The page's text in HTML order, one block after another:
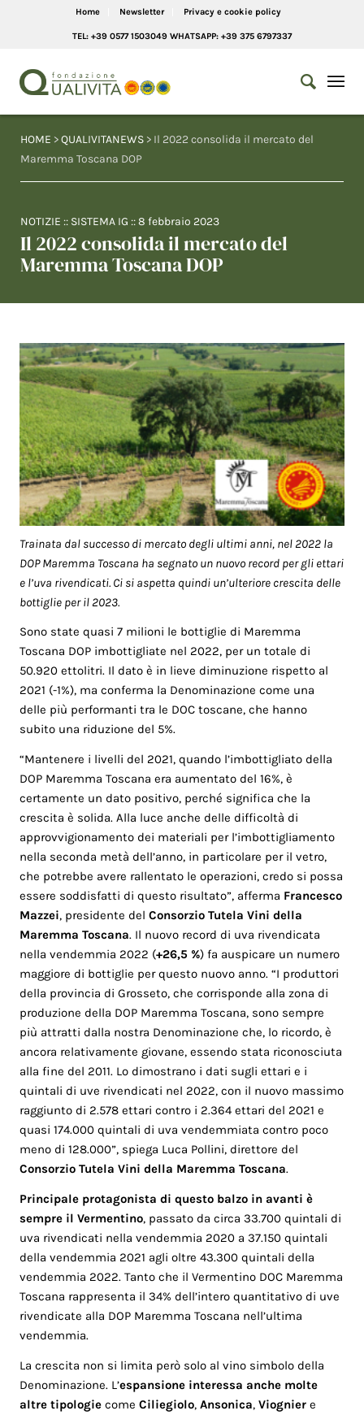
Home Newsletter Privacy e cookie policy
TEL: +39 0577 1503049 WHATSAPP: +39 375 6797337
HOME >QUALIVITANEWS > Il 2022 consolida il mercato del
Maremma Toscana DOP
NOTIZIE :: SISTEMA IG ::8 febbraio 2023
Il 2022 consolida il mercato del
Maremma Toscana DOP
Trainata dal successo di mercato degli ultimi anni, nel 2022 la
DOP Maremma Toscana ha segnato un nuovo record per gli ettari
e l’uva rivendicati. Ci si aspetta quindi un’ulteriore crescita delle
bottiglie per il 2023.
Sono state quasi 7 milioni le bottiglie di Maremma
Toscana DOP imbottigliate nel 2022, per un totale di
50.920 ettolitri. Il dato è in lieve diminuzione rispetto al
2021 (-1%), ma conferma la Denominazione come una
delle più performanti tra le DOC toscane, che hanno
subito una riduzione del 5%.
“Mantenere i livelli del 2021, quando l’imbottigliato della
DOP Maremma Toscana era aumentato del 16%, è
certamente un dato positivo, perché significa che la
crescita è solida. Alla luce anche delle difficoltà di
approvvigionamento dei materiali per l’imbottigliamento
nella seconda metà dell’anno, in particolare per il vetro,
che potrebbe avere rallentato le operazioni, credo si possa
essere soddisfatti di questo risultato”, afferma Francesco
Mazzei, presidente delConsorzio Tutela Vini della
Maremma Toscana. Il nuovo record di uva rivendicata
nella vendemmia 2022 (+26,5 %) fa auspicare un numero
maggiore di bottiglie per questo nuovo anno. “I produttori
della provincia di Grosseto, che corrisponde alla zona di
produzione della DOP Maremma Toscana, sono sempre
più attratti dalla nostra Denominazione che, lo ricordo, è
ancora relativamente giovane, essendo stata riconosciuta
alla fine del 2011. Lo dimostrano i dati sugli ettari e i
quintali di uve rivendicati nel 2022, con il nuovo massimo
raggiunto di 2.578 ettari contro i 2.364 ettari del 2021 e
quasi 174.000 quintali di uva vendemmiata contro poco
meno di 128.000”, spiega Luca Pollini, direttore del
Consorzio Tutela Vini della Maremma Toscana.
Principale protagonista di questo balzo in avanti è
sempre il Vermentino, passato da circa 33.700 quintali di
uva rivendicati nella vendemmia 2020 a 37.150 quintali
della vendemmia 2021 agli oltre 43.300 quintali della
vendemmia 2022. Tanto che il Vermentino DOC Maremma
Toscana rappresenta il 34% dell’intero quantitativo di uve
rivendicate alla DOP Maremma Toscana nell’ultima
vendemmia.
La crescita non si limita però solo al vino simbolo della
Denominazione. L’espansione interessa anche molte
altre tipologie comeCiliegiolo,Ansonica,Viognier e